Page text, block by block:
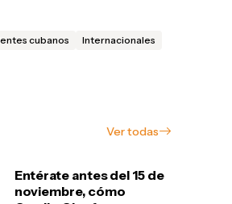
cubanos
Internacionales
Ver todas
Entérate antes del 15 de
noviembre, cómo